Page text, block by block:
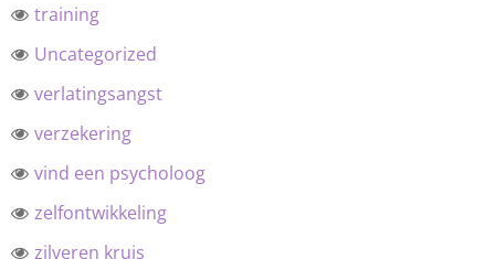
training
Uncategorized
verlatingsangst
verzekering
vind een psycholoog
zelfontwikkeling
zilveren kruis